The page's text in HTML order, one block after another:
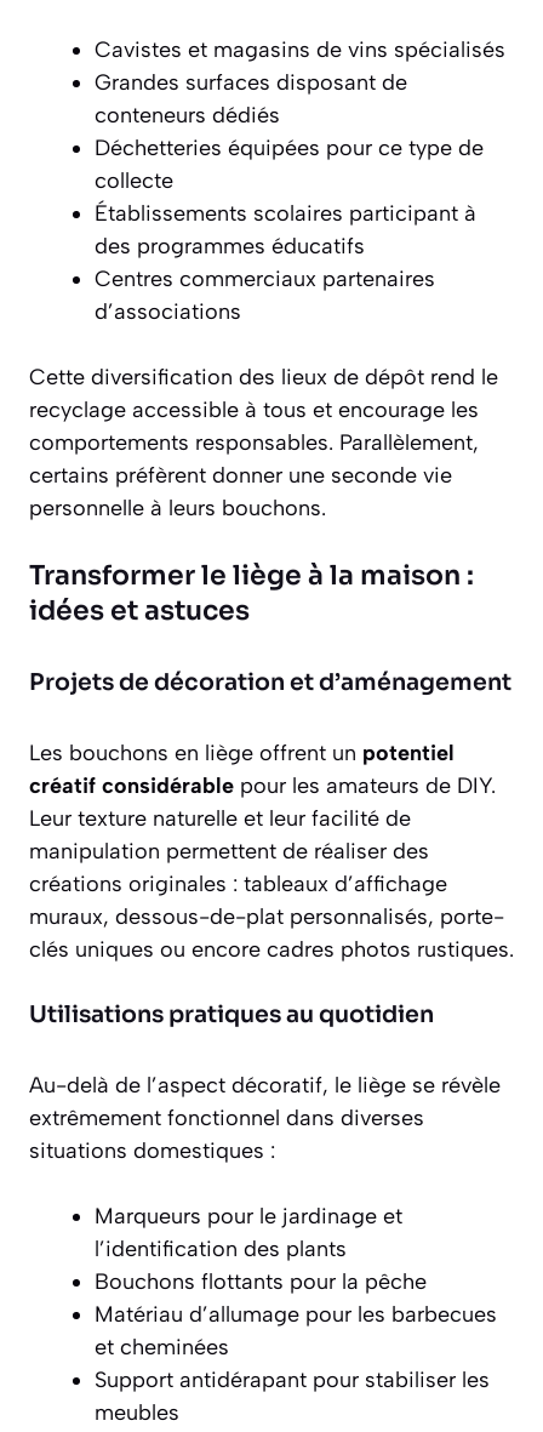
Cavistes et magasins de vins spécialisés
Grandes surfaces disposant de
conteneurs dédiés
Déchetteries équipées pour ce type de
collecte
Établissements scolaires participant à
des programmes éducatifs
Centres commerciaux partenaires
d’associations
Cette diversification des lieux de dépôt rend le
recyclage accessible à tous et encourage les
comportements responsables. Parallèlement,
certains préfèrent donner une seconde vie
personnelle à leurs bouchons.
Transformer le liège à la maison :
idées et astuces
Projets de décoration et d’aménagement
Les bouchons en liège offrent un potentiel
créatif considérable pour les amateurs de DIY.
Leur texture naturelle et leur facilité de
manipulation permettent de réaliser des
créations originales : tableaux d’affichage
muraux, dessous-de-plat personnalisés, porte-
clés uniques ou encore cadres photos rustiques.
Utilisations pratiques au quotidien
Au-delà de l’aspect décoratif, le liège se révèle
extrêmement fonctionnel dans diverses
situations domestiques :
Marqueurs pour le jardinage et
l’identification des plants
Bouchons flottants pour la pêche
Matériau d’allumage pour les barbecues
et cheminées
Support antidérapant pour stabiliser les
meubles